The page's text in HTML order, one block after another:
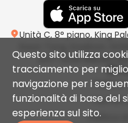
Unità C, 8° piano, King
2017-2026 BNESIM
Politica
Termini
Politica
Questo sito utilizza
tracciamento per
navigazione per i
funzionalità di base del
esperienza sul sito.